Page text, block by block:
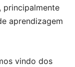
principalmente
aprendizagem
vindo dos